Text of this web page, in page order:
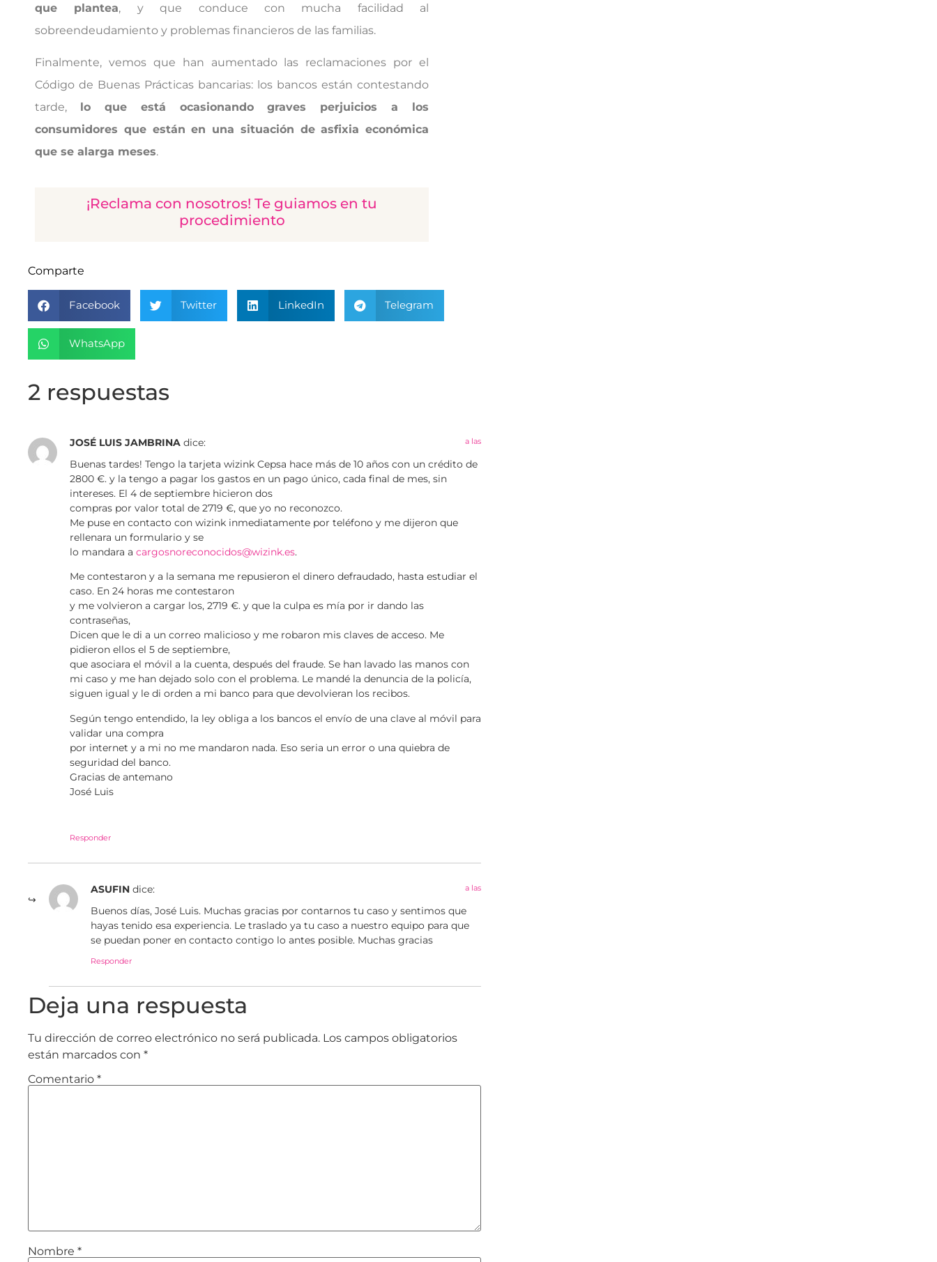
que plantea, y que conduce con mucha facilidad al
sobreendeudamiento y problemas financieros de las familias.
Finalmente, vemos que han aumentado las reclamaciones por el
Código de Buenas Prácticas bancarias: los bancos están contestando
tarde,
lo que está ocasionando graves perjuicios a los
consumidores que están en una situación de asfixia económica
que se alarga meses.
¡Reclama con nosotros! Te guiamos en tu
procedimiento
Comparte
Facebook Twitter LinkedIn Telegram
WhatsApp
2 respuestas
JOSÉ LUIS JAMBRINA dice: a las
Buenas tardes! Tengo la tarjeta wizink Cepsa hace más de 10 años con un crédito de
2800 €. y la tengo a pagar los gastos en un pago único, cada final de mes, sin
intereses. El 4 de septiembre hicieron dos
compras por valor total de 2719 €, que yo no reconozco.
Me puse en contacto con wizink inmediatamente por teléfono y me dijeron que
rellenara un formulario y se
lo mandara a cargosnoreconocidos@wizink.es.
Me contestaron y a la semana me repusieron el dinero defraudado, hasta estudiar el
caso. En 24 horas me contestaron
y me volvieron a cargar los, 2719 €. y que la culpa es mía por ir dando las
contraseñas,
Dicen que le di a un correo malicioso y me robaron mis claves de acceso. Me
pidieron ellos el 5 de septiembre,
que asociara el móvil a la cuenta, después del fraude. Se han lavado las manos con
mi caso y me han dejado solo con el problema. Le mandé la denuncia de la policía,
siguen igual y le di orden a mi banco para que devolvieran los recibos.
Según tengo entendido, la ley obliga a los bancos el envío de una clave al móvil para
validar una compra
por internet y a mi no me mandaron nada. Eso seria un error o una quiebra de
seguridad del banco.
Gracias de antemano
José Luis
Responder
ASUFIN dice: a las
Buenos días, José Luis. Muchas gracias por contarnos tu caso y sentimos que
hayas tenido esa experiencia. Le traslado ya tu caso a nuestro equipo para que
se puedan poner en contacto contigo lo antes posible. Muchas gracias
Responder
Deja una respuesta
Tu dirección de correo electrónico no será publicada. Los campos obligatorios
están marcados con *
Comentario *
Nombre *